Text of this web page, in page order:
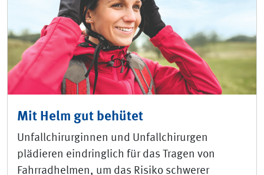
Mit Helm gut behütet
Unfallchirurginnen und Unfallchirurgen
plädieren eindringlich für das Tragen von
Fahrradhelmen, um das Risiko schwerer